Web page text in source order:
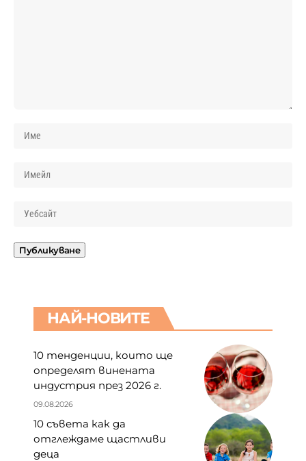
НАЙ-НОВИТЕ
10 тенденции, които ще
определят винената
индустрия през 2026 г.
09.08.2026
10 съвета как да
отглеждаме щастливи
деца